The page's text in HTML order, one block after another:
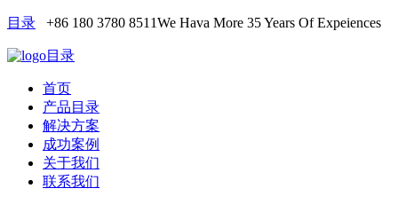
目录 +86 180 3780 8511We Hava More 35 Years Of Expeiences
目录
首页
产品目录
解决方案
成功案例
关于我们
联系我们